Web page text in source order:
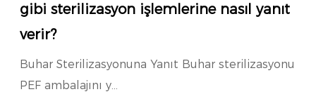
gibi sterilizasyon işlemlerine nasıl yanıt
verir?
Buhar Sterilizasyonuna Yanıt Buhar sterilizasyonu
PEF ambalajını y...